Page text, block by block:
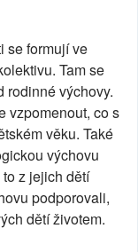
se formují ve
Tam se
rodinné výchovy.
vzpomenout, co s
věku. Také
výchovu
z jejich dětí
podporovali,
dětí životem.